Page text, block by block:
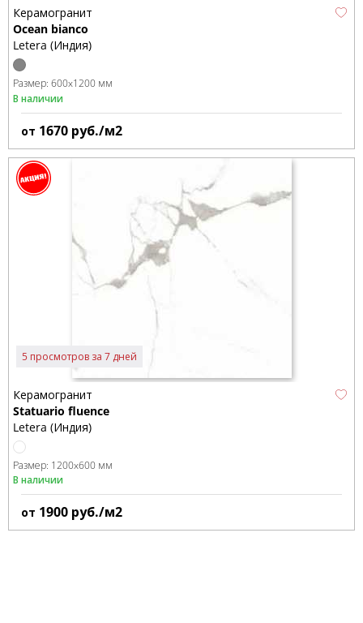
Керамогранит
Ocean bianco
Letera (Индия)
Размер: 600x1200 мм
В наличии
от 1670 руб./м2
5 просмотров за 7 дней
Керамогранит
Statuario fluence
Letera (Индия)
Размер: 1200x600 мм
В наличии
от 1900 руб./м2